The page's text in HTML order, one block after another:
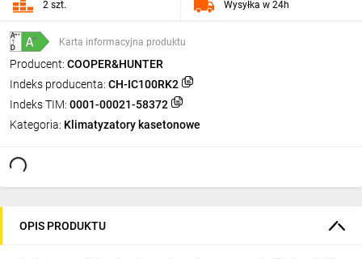
++
++
D
A+++
Karta informacyjna produktu
Producent: COOPER&HUNTER
Indeks producenta: CH-IC100RK2
Indeks TIM: 0001-00021-58372
Kategoria: Klimatyzatory kasetonowe
2 szt. Wysyłka w 24h
OPIS PRODUKTU